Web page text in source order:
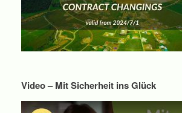
Video – Mit Sicherheit ins Glück